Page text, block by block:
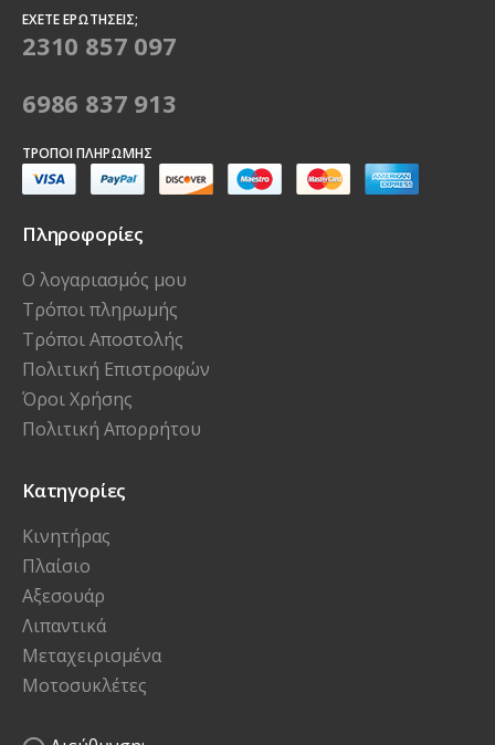
ΈΧΕΤΕ ΕΡΩΤΉΣΕΙΣ;
2310 857 097
6986 837 913
ΤΡΌΠΟΙ ΠΛΗΡΩΜΉΣ
Πληροφορίες
Ο λογαριασμός μου
Τρόποι πληρωμής
Τρόποι Αποστολής
Πολιτική Επιστροφών
Όροι Χρήσης
Πολιτική Απορρήτου
Κατηγορίες
Κινητήρας
Πλαίσιο
Αξεσουάρ
Λιπαντικά
Μεταχειρισμένα
Μοτοσυκλέτες